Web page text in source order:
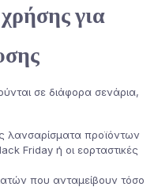
για
σε διάφορα σενάρια,
λανσαρίσματα προϊόντων
Friday ή οι εορταστικές
που ανταμείβουν τόσο